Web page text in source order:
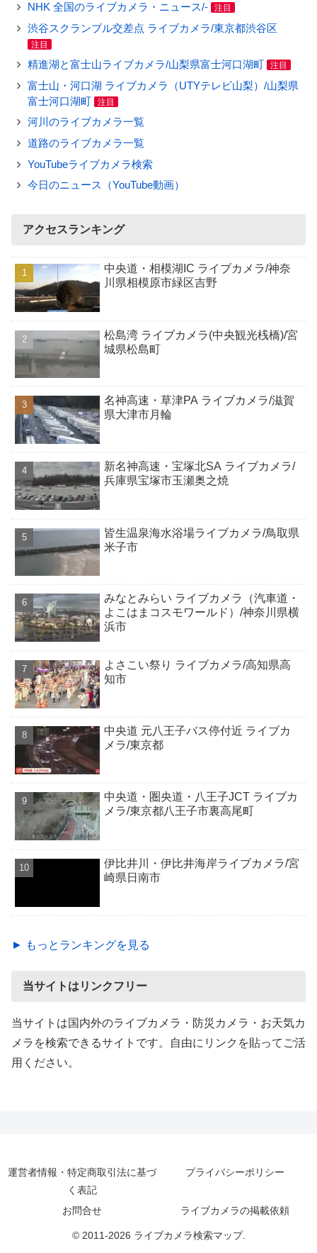
NHK 全国のライブカメラ・ニュース/- 注目
渋谷スクランブル交差点 ライブカメラ/東京都渋谷区
注目
精進湖と富士山ライブカメラ/山梨県富士河口湖町 注目
富士山・河口湖 ライブカメラ（UTYテレビ山梨）/山梨県
富士河口湖町
注目
河川のライブカメラ一覧
道路のライブカメラ一覧
YouTubeライブカメラ検索
今日のニュース（YouTube動画）
アクセスランキング
中央道・相模湖IC ライブカメラ/神奈
川県相模原市緑区吉野
松島湾 ライブカメラ(中央観光桟橋)/宮
城県松島町
名神高速・草津PA ライブカメラ/滋賀
県大津市月輪
新名神高速・宝塚北SA ライブカメラ/
兵庫県宝塚市玉瀬奥之焼
皆生温泉海水浴場ライブカメラ/鳥取県
米子市
みなとみらい ライブカメラ（汽車道・
よこはまコスモワールド）/神奈川県横
浜市
よさこい祭り ライブカメラ/高知県高
知市
中央道 元八王子バス停付近 ライブカ
メラ/東京都
中央道・圏央道・八王子JCT ライブカ
メラ/東京都八王子市裏高尾町
伊比井川・伊比井海岸ライブカメラ/宮
崎県日南市
► もっとランキングを見る
当サイトはリンクフリー
当サイトは国内外のライブカメラ・防災カメラ・お天気カ
メラを検索できるサイトです。自由にリンクを貼ってご活
用ください。
運営者情報・特定商取引法に基づ
く表記
プライバシーポリシー
お問合せ ライブカメラの掲載依頼
© 2011-2026 ライブカメラ検索マップ.